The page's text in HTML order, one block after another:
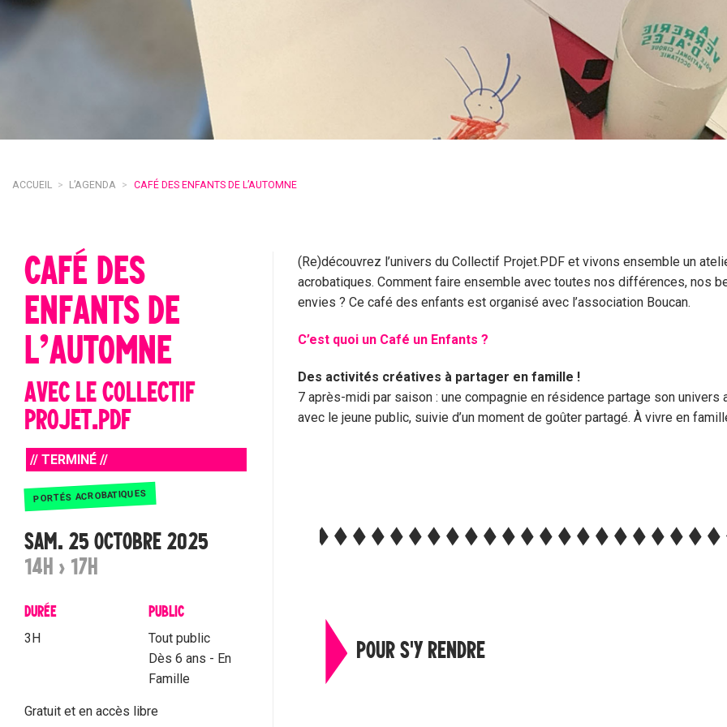
ACCUEIL > L’AGENDA > CAFÉ DES ENFANTS DE L’AUTOMNE
CAFÉ DES
ENFANTS DE
L’AUTOMNE
AVEC LE COLLECTIF
PROJET.PDF
// TERMINÉ //
PORTÉS ACROBATIQUES
SAM. 25 OCTOBRE 2025
14H › 17H
DURÉE
3H
PUBLIC
Tout public
Dès 6 ans - En
Famille
Gratuit et en accès libre
(Re)découvrez l’univers du Collectif Projet.PDF et vivons ensemble un
acrobatiques. Comment faire ensemble avec toutes nos différences, nos
envies ? Ce café des enfants est organisé avec l’association Boucan.
C’est quoi un Café un Enfants ?
Des activités créatives à partager en famille !
7 après-midi par saison : une compagnie en résidence partage son univers
avec le jeune public, suivie d’un moment de goûter partagé. À vivre en
POUR S'Y RENDRE